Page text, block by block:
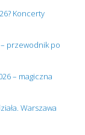
Koncerty
przewodnik po
– magiczna
Warszawa